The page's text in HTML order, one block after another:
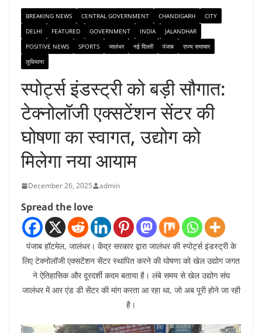
BREAKING NEWS CENTRAL GOVERNMENT CHANDIGARH
CITY
DELHI
FEATURED GOVERNMENT INDIA
JALANDHAR
POSITIVE NEWS
SPORTS जालंधर नई दिल्ली पंजाब
राज्य समाचार
लुधियाना
स्पोर्ट्स इंडस्ट्री को बड़ी सौगात:
टेक्नोलॉजी एक्सटेंशन सेंटर की
घोषणा का स्वागत, उद्योग को
मिलेगा नया आयाम
December 26, 2025 admin
Spread the love
पंजाब हॉटमेल, जालंधर। केंद्र सरकार द्वारा जालंधर की स्पोर्ट्स इंडस्ट्री के
लिए टेक्नोलॉजी एक्सटेंशन सेंटर स्थापित करने की घोषणा को खेल उद्योग जगत
ने ऐतिहासिक और दूरदर्शी कदम बताया है। लंबे समय से खेल उद्योग संघ
जालंधर में आर एंड डी सेंटर की मांग करता आ रहा था, जो अब पूरी होने जा रही
है।